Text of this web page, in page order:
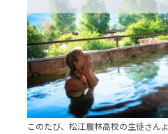
このたび、松江農林高校の生徒さん